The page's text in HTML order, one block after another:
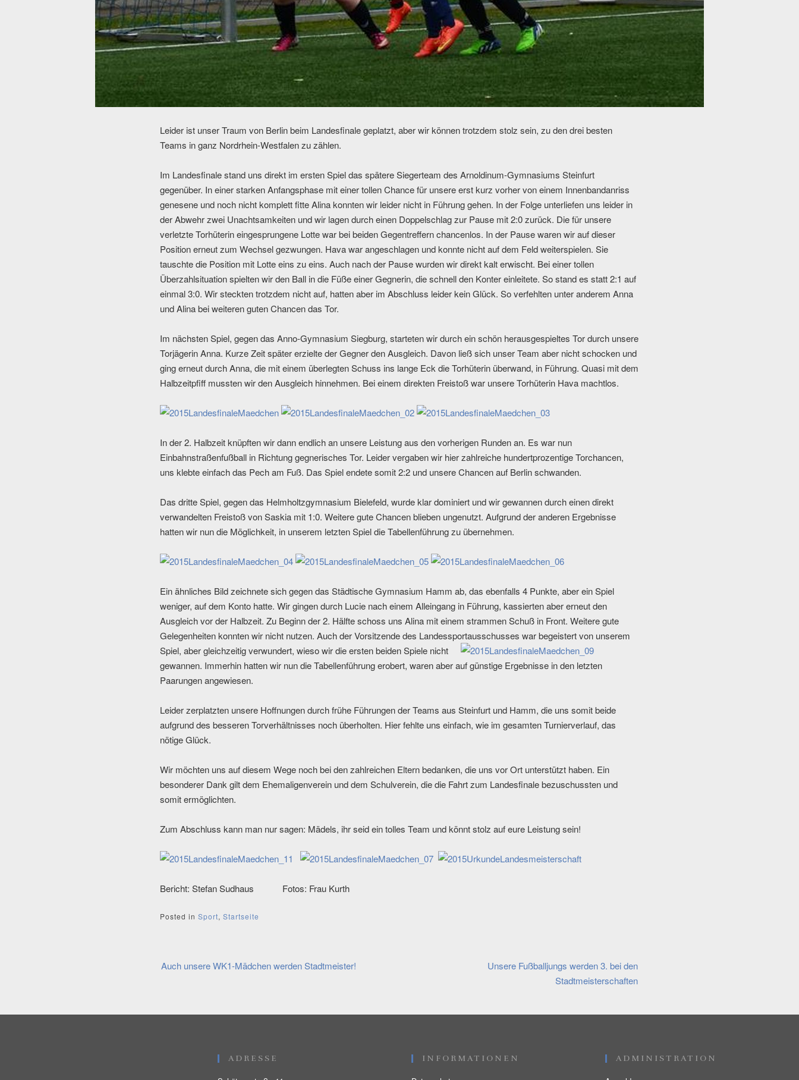
Leider ist unser Traum von Berlin beim Landesfinale geplatzt, aber wir können trotzdem stolz sein, zu den drei besten
Teams in ganz Nordrhein-Westfalen zu zählen.
Im Landesfinale stand uns direkt im ersten Spiel das spätere Siegerteam des Arnoldinum-Gymnasiums Steinfurt
gegenüber. In einer starken Anfangsphase mit einer tollen Chance für unsere erst kurz vorher von einem Innenbandanriss
genesene und noch nicht komplett fitte Alina konnten wir leider nicht in Führung gehen. In der Folge unterliefen uns leider in
der Abwehr zwei Unachtsamkeiten und wir lagen durch einen Doppelschlag zur Pause mit 2:0 zurück. Die für unsere
verletzte Torhüterin eingesprungene Lotte war bei beiden Gegentreffern chancenlos. In der Pause waren wir auf dieser
Position erneut zum Wechsel gezwungen. Hava war angeschlagen und konnte nicht auf dem Feld weiterspielen. Sie
tauschte die Position mit Lotte eins zu eins. Auch nach der Pause wurden wir direkt kalt erwischt. Bei einer tollen
Überzahlsituation spielten wir den Ball in die Füße einer Gegnerin, die schnell den Konter einleitete. So stand es statt 2:1 auf
einmal 3:0. Wir steckten trotzdem nicht auf, hatten aber im Abschluss leider kein Glück. So verfehlten unter anderem Anna
und Alina bei weiteren guten Chancen das Tor.
Im nächsten Spiel, gegen das Anno-Gymnasium Siegburg, starteten wir durch ein schön herausgespieltes Tor durch unsere
Torjägerin Anna. Kurze Zeit später erzielte der Gegner den Ausgleich. Davon ließ sich unser Team aber nicht schocken und
ging erneut durch Anna, die mit einem überlegten Schuss ins lange Eck die Torhüterin überwand, in Führung. Quasi mit dem
Halbzeitpfiff mussten wir den Ausgleich hinnehmen. Bei einem direkten Freistoß war unsere Torhüterin Hava machtlos.
In der 2. Halbzeit knüpften wir dann endlich an unsere Leistung aus den vorherigen Runden an. Es war nun
Einbahnstraßenfußball in Richtung gegnerisches Tor. Leider vergaben wir hier zahlreiche hundertprozentige Torchancen,
uns klebte einfach das Pech am Fuß. Das Spiel endete somit 2:2 und unsere Chancen auf Berlin schwanden.
Das dritte Spiel, gegen das Helmholtzgymnasium Bielefeld, wurde klar dominiert und wir gewannen durch einen direkt
verwandelten Freistoß von Saskia mit 1:0. Weitere gute Chancen blieben ungenutzt. Aufgrund der anderen Ergebnisse
hatten wir nun die Möglichkeit, in unserem letzten Spiel die Tabellenführung zu übernehmen.
Ein ähnliches Bild zeichnete sich gegen das Städtische Gymnasium Hamm ab, das ebenfalls 4 Punkte, aber ein Spiel
weniger, auf dem Konto hatte. Wir gingen durch Lucie nach einem Alleingang in Führung, kassierten aber erneut den
Ausgleich vor der Halbzeit. Zu Beginn der 2. Hälfte schoss uns Alina mit einem strammen Schuß in Front. Weitere gute
Gelegenheiten konnten wir nicht nutzen. Auch der Vorsitzende des Landessportausschusses war begeistert von unserem
Spiel, abergleichzeitig verwundert, wieso wir die ersten beiden Spiele nicht
gewannen. Immerhin hatten wir nun die Tabellenführung erobert, waren aber auf günstige Ergebnisse in den letzten
Paarungen angewiesen.
Leider zerplatzten unsere Hoffnungen durch frühe Führungen der Teams aus Steinfurt und Hamm, die uns somit beide
aufgrund des besseren Torverhältnisses noch überholten. Hier fehlte uns einfach, wie im gesamten Turnierverlauf, das
nötige Glück.
Wir möchten uns auf diesem Wege noch bei den zahlreichen Eltern bedanken, die uns vor Ort unterstützt haben. Ein
besonderer Dank gilt dem Ehemaligenverein und dem Schulverein, die die Fahrt zum Landesfinale bezuschussten und
somit ermöglichten.
Zum Abschluss kann man nur sagen: Mädels, ihr seid ein tolles Team und könnt stolz auf eure Leistung sein!
Bericht: Stefan Sudhaus Fotos: Frau Kurth
Posted in Sport, Startseite
Beitragsnavigation
Auch unsere WK1-Mädchen werden Stadtmeister!
Unsere Fußballjungs werden 3. bei den
Stadtmeisterschaften
ADRESSE INFORMATIONEN ADMINISTRATION